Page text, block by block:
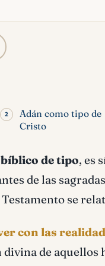
Adán como tipo de
Cristo
de tipo, es
de las
se
con las
de aquellos